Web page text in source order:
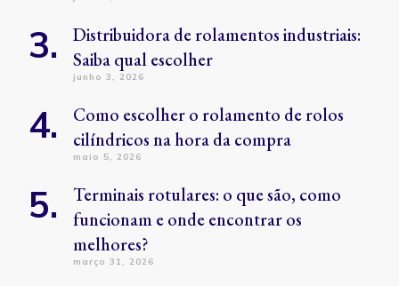
Distribuidora de rolamentos industriais:
Saiba qual escolher
junho 3, 2026
Como escolher o rolamento de rolos
cilíndricos na hora da compra
maio 5, 2026
Terminais rotulares: o que são, como
funcionam e onde encontrar os
melhores?
março 31, 2026